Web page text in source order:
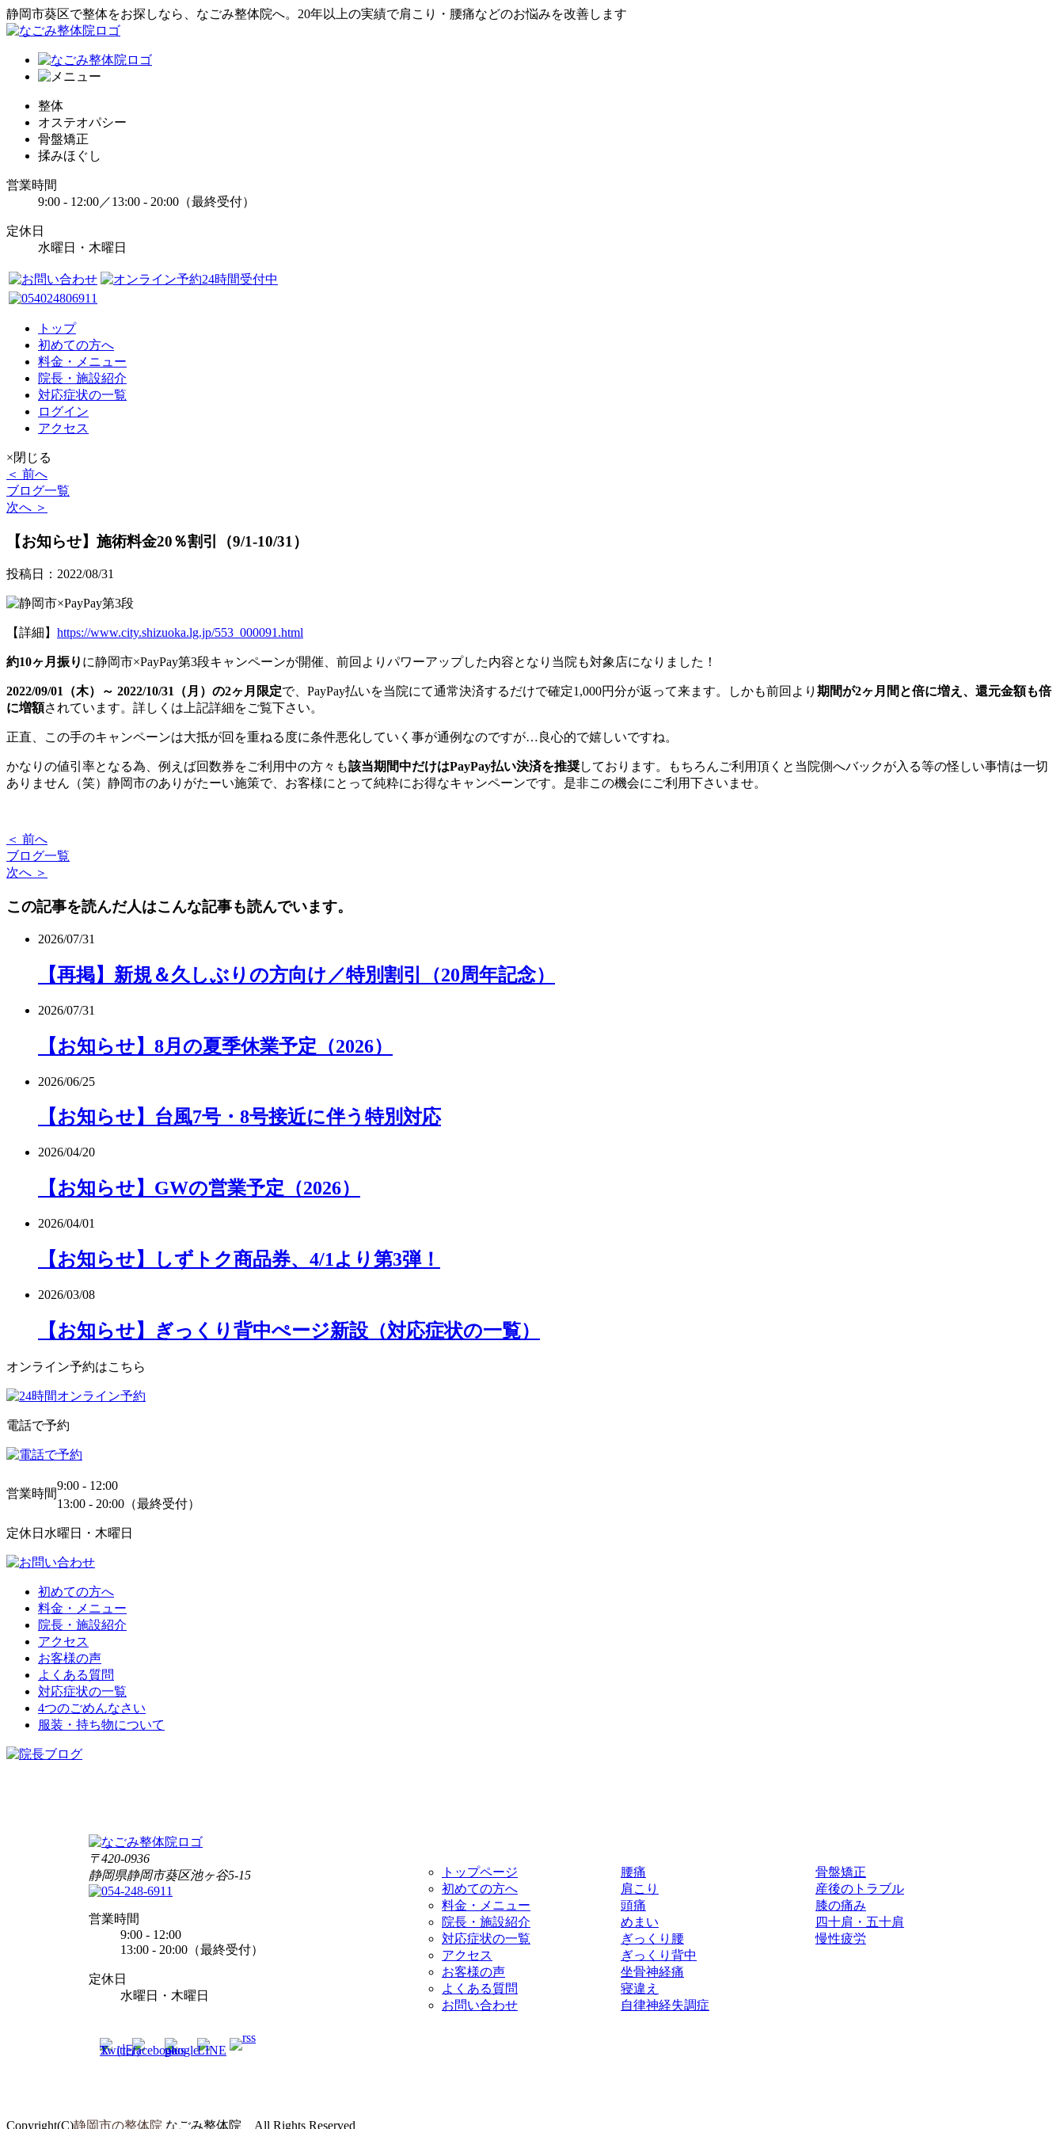
静岡市葵区で整体をお探しなら、なごみ整体院へ。20年以上の実績で肩こり・腰痛などのお悩みを改善します
整体
オステオパシー
骨盤矯正
揉みほぐし
営業時間
9:00 - 12:00／13:00 - 20:00（最終受付）
定休日
水曜日・木曜日
トップ
初めての方へ
料金・メニュー
院長・施設紹介
対応症状の一覧
ログイン
アクセス
×閉じる
＜ 前へ
ブログ一覧
次へ ＞
【お知らせ】施術料金20％割引（9/1-10/31）
投稿日：2022/08/31
【詳細】 https://www.city.shizuoka.lg.jp/553_000091.html
約10ヶ月振り に静岡市×PayPay第3段キャンペーンが開催、前回よりパワーアップした内容となり当院も対象店になりました！
2022/09/01（木）～ 2022/10/31（月）の2ヶ月限定で、PayPay払いを当院にて通常決済するだけで確定1,000円分が返って来ます。 しかも前回より 期間が2ヶ月間と倍に増え、還元金額も倍
に増額されています。詳しくは上記詳細をご覧下さい。
正直、この手のキャンペーンは大抵が回を重ねる度に条件悪化していく事が通例なのですが…良心的で嬉しいですね。
かなりの値引率となる為、例えば回数券をご利用中の方々も該当期間中だけはPayPay払い決済を推奨しております。もちろんご利用頂くと当院側へバックが入る等の怪しい事情は一切
ありません（笑）静岡市のありがたーい施策で、お客様にとって純粋にお得なキャンペーンです。是非この機会にご利用下さいませ。
＜ 前へ
ブログ一覧
次へ ＞
この記事を読んだ人はこんな記事も読んでいます。
2026/07/31
【再掲】新規＆久しぶりの方向け／特別割引（20周年記念）
2026/07/31
【お知らせ】8月の夏季休業予定（2026）
2026/06/25
【お知らせ】台風7号・8号接近に伴う特別対応
2026/04/20
【お知らせ】GWの営業予定（2026）
2026/04/01
【お知らせ】しずトク商品券、4/1より第3弾！
2026/03/08
【お知らせ】ぎっくり背中ぺージ新設（対応症状の一覧）
オンライン予約はこちら
電話で予約
営業時間
9:00 - 12:00
13:00 - 20:00（最終受付）
定休日 水曜日・木曜日
初めての方へ
料金・メニュー
院長・施設紹介
アクセス
お客様の声
よくある質問
対応症状の一覧
4つのごめんなさい
服装・持ち物について
〒420-0936
静岡県静岡市葵区池ヶ谷5-15
営業時間
9:00 - 12:00
13:00 - 20:00（最終受付）
定休日
水曜日・木曜日
トップページ
初めての方へ
料金・メニュー
院長・施設紹介
対応症状の一覧
アクセス
お客様の声
よくある質問
お問い合わせ
腰痛
肩こり
頭痛
めまい
ぎっくり腰
ぎっくり背中
坐骨神経痛
寝違え
自律神経失調症
骨盤矯正
産後のトラブル
膝の痛み
四十肩・五十肩
慢性疲労
Copyright(C)静岡市の整体院 なごみ整体院 All Rights Reserved